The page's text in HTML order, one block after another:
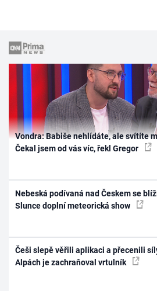
Vondra: Babiše nehlídáte, ale svítíte
Čekal jsem od vás víc, řekl Gregor
Nebeská podívaná nad Českem se
Slunce doplní meteorická show
Češi slepě věřili aplikaci a přecenili
Alpách je zachraňoval vrtulník